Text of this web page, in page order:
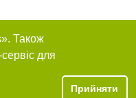
Також
для
Прийняти